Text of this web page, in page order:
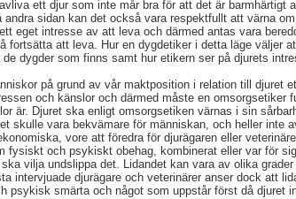
ett djur som inte mår bra för att det är barmhärtigt
sidan kan det också vara respektfullt att värna
eget intresse av att leva och därmed antas vara
fortsätta att leva. Hur en dygdetiker i detta läge väljer
dygder som finns samt hur etikern ser på djurets
på grund av vår maktposition i relation till djuret
och känslor och därmed måste en omsorgsetiker
är. Djuret ska enligt omsorgsetiken värnas i sin
skulle vara bekvämare för människan, och heller inte
vore att föredra för djurägaren eller
fysiskt och psykiskt obehag, kombinerat eller var för
vilja undslippa det. Lidandet kan vara av olika grader
intervjuade djurägare och veterinärer anser dock att
psykisk smärta och något som uppstår först då djuret